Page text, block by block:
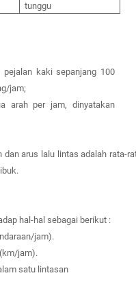
tunggu
pejalan kaki sepanjang 100
jam;
arah per jam, dinyatakan
dan arus lalu lintas adalah rata-
hal-hal sebagai berikut :
jam).
jam).
satu lintasan